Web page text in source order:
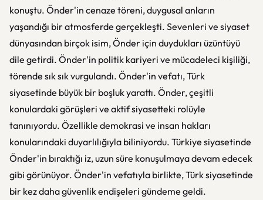
konuştu. Önder'in cenaze töreni, duygusal anların
yaşandığı bir atmosferde gerçekleşti. Sevenleri ve siyaset
dünyasından birçok isim, Önder için duydukları üzüntüyü
dile getirdi. Önder'in politik kariyeri ve mücadeleci kişiliği,
törende sık sık vurgulandı. Önder'in vefatı, Türk
siyasetinde büyük bir boşluk yarattı. Önder, çeşitli
konulardaki görüşleri ve aktif siyasetteki rolüyle
tanınıyordu. Özellikle demokrasi ve insan hakları
konularındaki duyarlılığıyla biliniyordu. Türkiye siyasetinde
Önder'in bıraktığı iz, uzun süre konuşulmaya devam edecek
gibi görünüyor. Önder'in vefatıyla birlikte, Türk siyasetinde
bir kez daha güvenlik endişeleri gündeme geldi.